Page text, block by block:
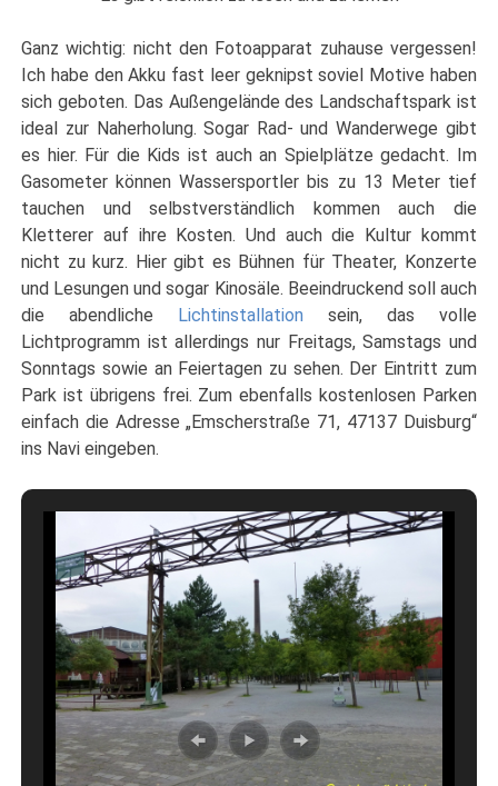
Ganz wichtig: nicht den Fotoapparat zuhause vergessen!
Ich habe den Akku fast leer geknipst soviel Motive haben
sich geboten. Das Außengelände des Landschaftspark ist
ideal zur Naherholung. Sogar Rad- und Wanderwege gibt
es hier. Für die Kids ist auch an Spielplätze gedacht. Im
Gasometer können Wassersportler bis zu 13 Meter tief
tauchen und selbstverständlich kommen auch die
Kletterer auf ihre Kosten. Und auch die Kultur kommt
nicht zu kurz. Hier gibt es Bühnen für Theater, Konzerte
und Lesungen und sogar Kinosäle. Beeindruckend soll auch
die abendliche
Lichtinstallation sein, das volle
Lichtprogramm ist allerdings nur Freitags, Samstags und
Sonntags sowie an Feiertagen zu sehen. Der Eintritt zum
Park ist übrigens frei. Zum ebenfalls kostenlosen Parken
einfach die Adresse „Emscherstraße 71, 47137 Duisburg“
ins Navi eingeben.